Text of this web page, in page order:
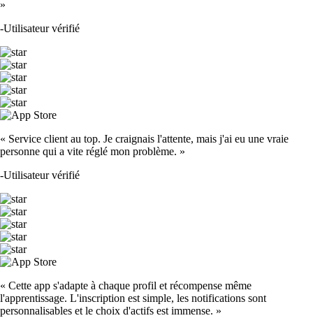
»
-Utilisateur vérifié
« Service client au top. Je craignais l'attente, mais j'ai eu une vraie
personne qui a vite réglé mon problème. »
-Utilisateur vérifié
« Cette app s'adapte à chaque profil et récompense même
l'apprentissage. L'inscription est simple, les notifications sont
personnalisables et le choix d'actifs est immense. »